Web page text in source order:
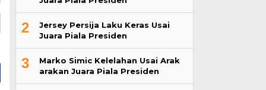
2
Jersey Persija Laku Keras Usai
Juara Piala Presiden
3
Marko Simic Kelelahan Usai Arak
arakan Juara Piala Presiden